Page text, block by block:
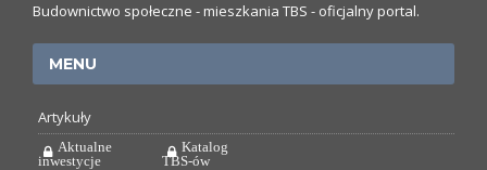
Budownictwo społeczne - mieszkania TBS - oficjalny portal.
MENU
Artykuły
Aktualne
inwestycje
Katalog
TBS-ów